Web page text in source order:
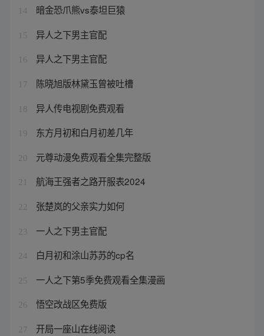
14 暗金恐爪熊vs泰坦巨猿
15 异人之下男主官配
16 异人之下男主官配
17 陈晓旭版林黛玉曾被吐槽
18 异人传电视剧免费观看
19 东方月初和白月初差几年
20 元尊动漫免费观看全集完整版
21 航海王强者之路开服表2024
22 张楚岚的父亲实力如何
23 一人之下男主官配
24 白月初和涂山苏苏的cp名
25 一人之下第5季免费观看全集漫画
26 悟空改战区免费版
27 开局一座山在线阅读